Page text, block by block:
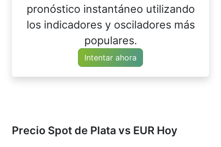
pronóstico instantáneo utilizando
los indicadores y osciladores más
populares.
Intentar ahora
Precio Spot de Plata vs EUR Hoy